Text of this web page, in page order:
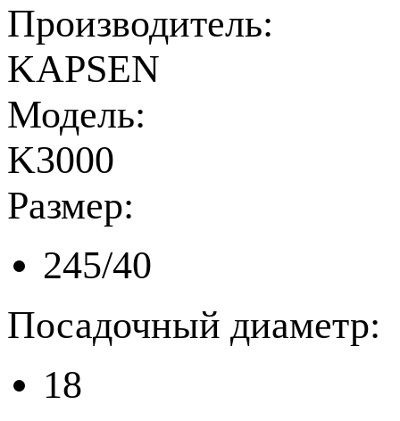
Производитель:
KAPSEN
Модель:
K3000
Размер:
245/40
Посадочный диаметр:
18